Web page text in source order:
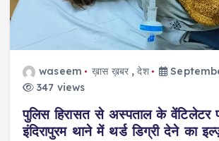
waseem ख़ास ख़बर ,देश
347 views
पुलिस हिरासत से अस्पताल के वेंटिलेटर
इंदिरापुरम थाने में थर्ड डिग्री देने का